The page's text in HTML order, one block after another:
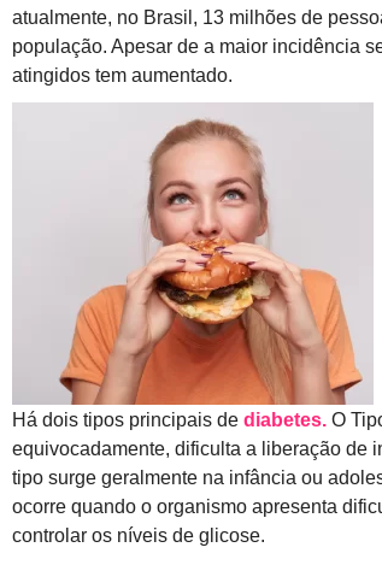
atualmente, no Brasil, 13 milhões de
população. Apesar de a maior incidência
atingidos tem aumentado.
Há dois tipos principais de diabetes. O
equivocadamente, dificulta a liberação de
tipo surge geralmente na infância ou
ocorre quando o organismo apresenta
controlar os níveis de glicose.